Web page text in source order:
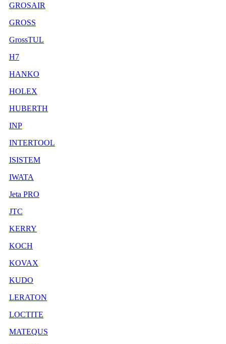
GROSAIR
GROSS
GrossTUL
H7
HANKO
HOLEX
HUBERTH
INP
INTERTOOL
ISISTEM
IWATA
Jeta PRO
JTC
KERRY
KOCH
KOVAX
KUDO
LERATON
LOCTITE
MATEQUS